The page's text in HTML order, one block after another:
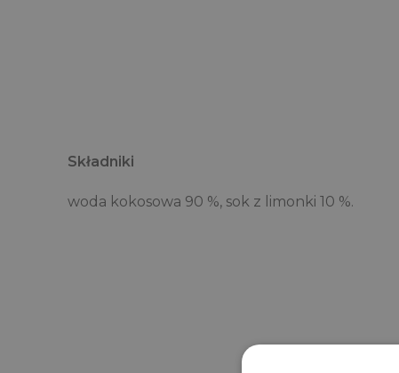
Składniki
woda kokosowa 90 %, sok z limonki 10 %.